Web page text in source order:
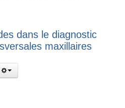
dans le diagnostic
maxillaires